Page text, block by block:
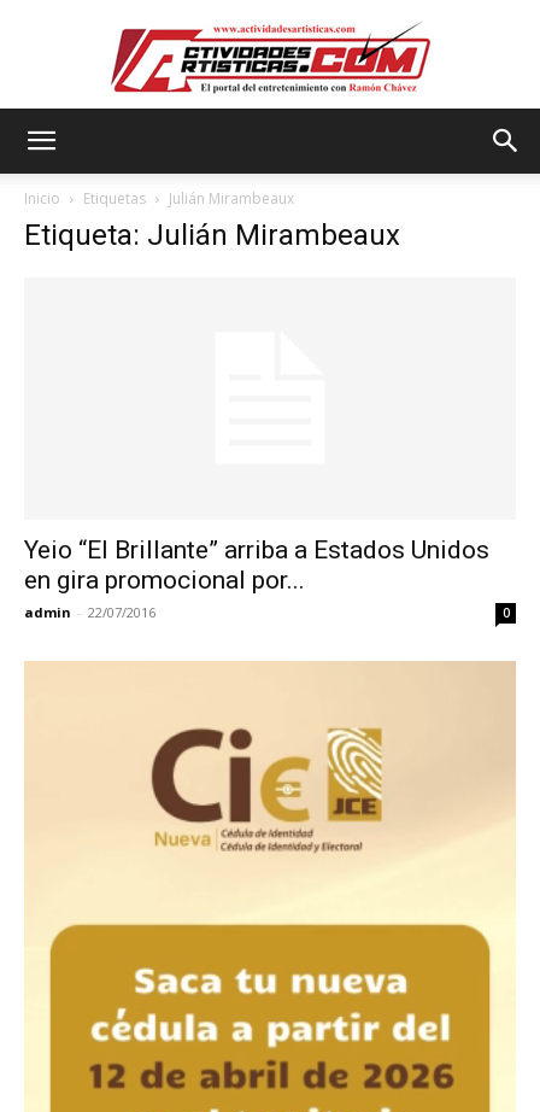
Inicio Etiquetas Julián Mirambeaux
Etiqueta: Julián Mirambeaux
Yeio “El Brillante” arriba a Estados Unidos
en gira promocional por...
admin - 22/07/2016 0